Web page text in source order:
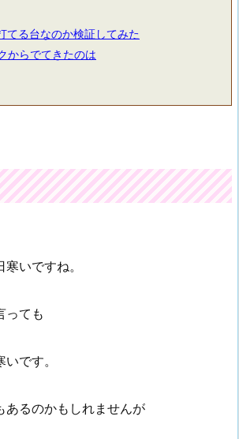
てる台なのか検証してみた
からでてきたのは
いですね。
っても
です。
あるのかもしれませんが